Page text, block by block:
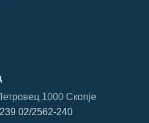
1000 Скопје
02/2562-240